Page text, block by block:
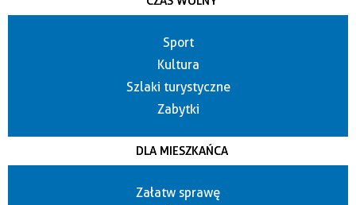
Sport
Kultura
Szlaki turystyczne
Zabytki
DLA MIESZKAŃCA
Załatw sprawę